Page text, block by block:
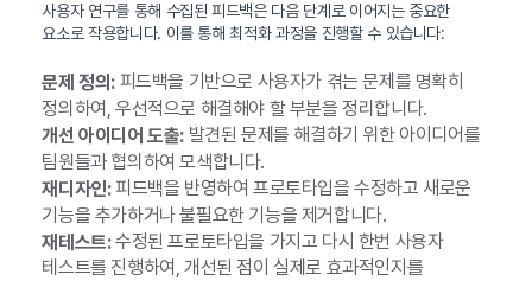
사용자 연구를 통해 수집된 피드백은 다음 단계로 이어지는 중요한
요소로 작용합니다. 이를 통해 최적화 과정을 진행할 수 있습니다:
문제 정의:피드백을 기반으로 사용자가 겪는 문제를 명확히
정의하여, 우선적으로 해결해야 할 부분을 정리합니다.
개선 아이디어 도출:발견된 문제를 해결하기 위한 아이디어를
팀원들과 협의하여 모색합니다.
재디자인:피드백을 반영하여 프로토타입을 수정하고 새로운
기능을 추가하거나 불필요한 기능을 제거합니다.
재테스트:수정된 프로토타입을 가지고 다시 한번 사용자
테스트를 진행하여, 개선된 점이 실제로 효과적인지를